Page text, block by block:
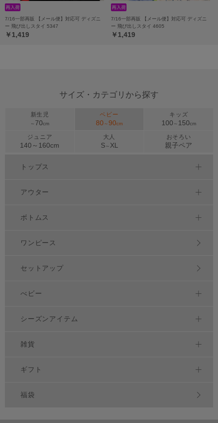
7/16一部再販 【メール便】対応可 ディズニ
ー 飛び出しスタイ 5347
￥1,419
7/16一部再販 【メール便】対応可 ディズニ
ー 飛び出しスタイ 4605
￥1,419
サイズ・カテゴリから探す
新生児
～ 70cm
ベビー
80 ～90cm
キッズ
100 ～ 150cm
ジュニア
140～ 160cm
大人
S～ XL
おそろい
親子ペア
トップス
アウター
ボトムス
ワンピース
セットアップ
べビー
シーズンアイテム
雑貨
ギフト
福袋